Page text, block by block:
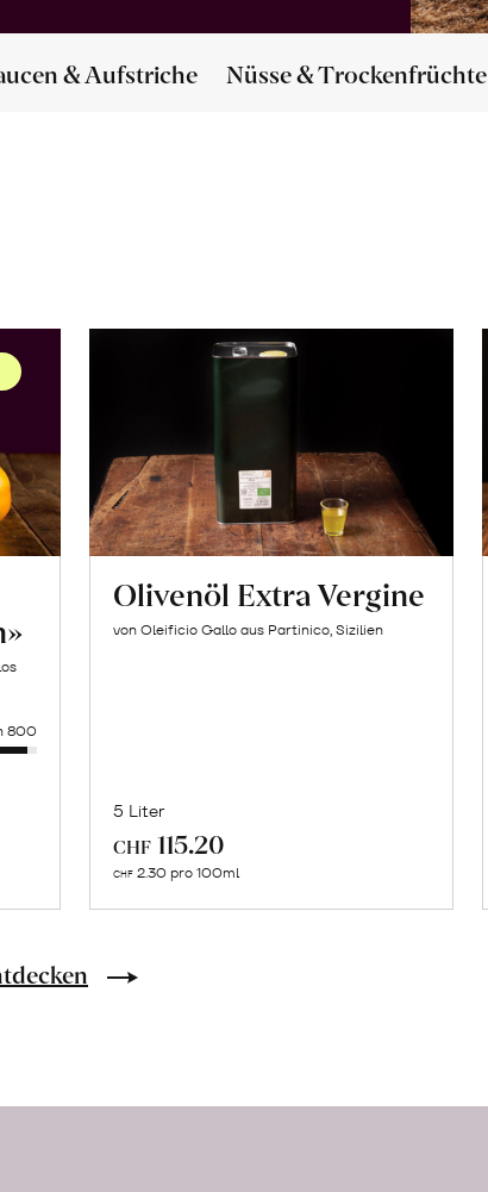
& Aufstriche Nüsse & Trockenfrüchte
800
Olivenöl Extra Vergine
von Oleificio Gallo aus Partinico, Sizilien
5 Liter
CHF 115.20
CHF 2.30 pro 100ml